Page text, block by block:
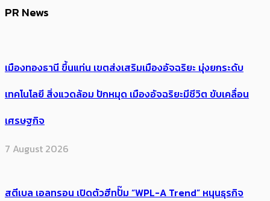
PR News
เมืองทองธานี ขึ้นแท่น เขตส่งเสริมเมืองอัจฉริยะ มุ่งยกระดับ
เทคโนโลยี สิ่งแวดล้อม ปักหมุด เมืองอัจฉริยะมีชีวิต ขับเคลื่อน
เศรษฐกิจ
7 August 2026
สตีเบล เอลทรอน เปิดตัวฮีทปั๊ม “WPL-A Trend” หนุนธุรกิจ